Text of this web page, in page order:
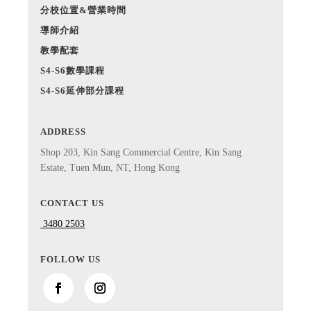
分校位置&營業時間
導師介紹
教學配套
S4-S6數學課程
S4-S6延伸部分課程
ADDRESS
Shop 203, Kin Sang Commercial Centre, Kin Sang
Estate, Tuen Mun, NT, Hong Kong
CONTACT US
3480 2503
FOLLOW US